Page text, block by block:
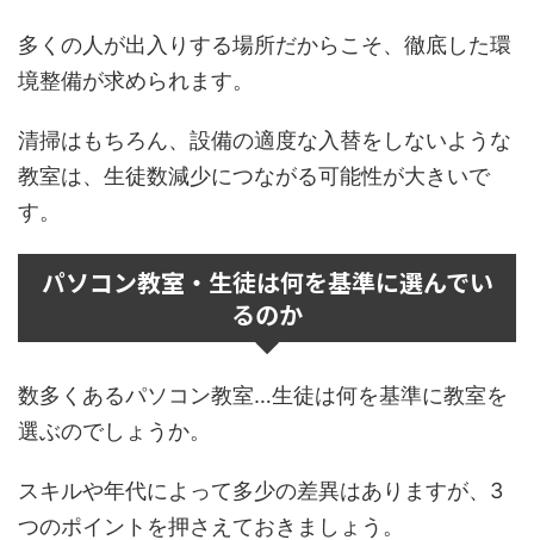
多くの人が出入りする場所だからこそ、徹底した環
境整備が求められます。
清掃はもちろん、設備の適度な入替をしないような
教室は、生徒数減少につながる可能性が大きいで
す。
パソコン教室・生徒は何を基準に選んでい
るのか
数多くあるパソコン教室…生徒は何を基準に教室を
選ぶのでしょうか。
スキルや年代によって多少の差異はありますが、3
つのポイントを押さえておきましょう。